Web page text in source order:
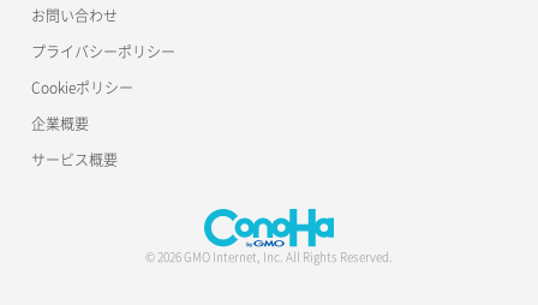
お問い合わせ
プライバシーポリシー
Cookieポリシー
企業概要
サービス概要
© 2026 GMO Internet, Inc. All Rights Reserved.